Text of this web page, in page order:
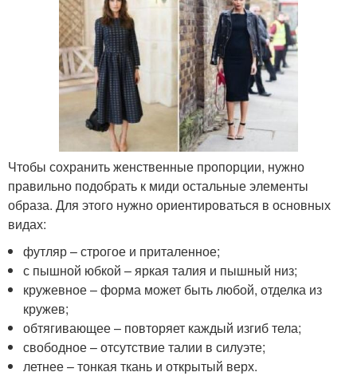
Чтобы сохранить женственные пропорции, нужно
правильно подобрать к миди остальные элементы
образа. Для этого нужно ориентироваться в основных
видах:
футляр – строгое и приталенное;
с пышной юбкой – яркая талия и пышный низ;
кружевное – форма может быть любой, отделка из
кружев;
обтягивающее – повторяет каждый изгиб тела;
свободное – отсутствие талии в силуэте;
летнее – тонкая ткань и открытый верх.